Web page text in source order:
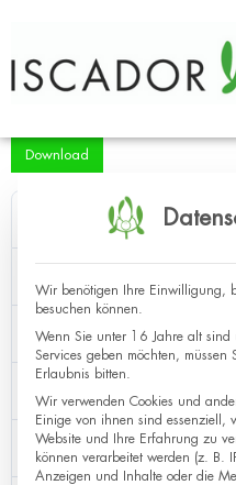
Download
F_SF-
Dateigröße
Datei-Anzahl
Erstellungsdatum
Wir benötigen Ihre Einwilligung,
besuchen können.
Wenn Sie unter 16 Jahre alt
Services geben möchten, müssen
Erlaubnis bitten.
Wir verwenden Cookies und
Einige von ihnen sind essenziell,
Website und Ihre Erfahrung zu
können verarbeitet werden (z. B.
Anzeigen und Inhalte oder die